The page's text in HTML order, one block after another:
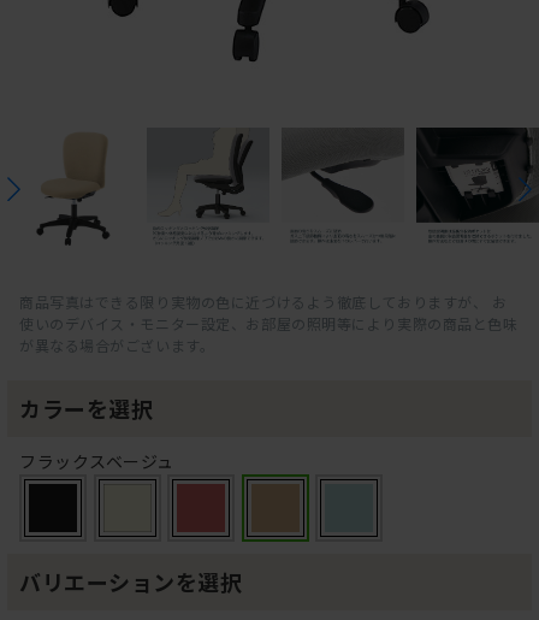
商品写真はできる限り実物の色に近づけるよう徹底しておりますが、 お
使いのデバイス・モニター設定、お部屋の照明等により実際の商品と色味
が異なる場合がございます。
カラーを選択
フラックスベージュ
バリエーションを選択